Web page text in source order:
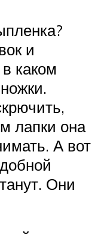
и
каком
лапки она
А вот
Они